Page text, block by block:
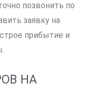
позвонить по
заявку на
прибытие и
НА